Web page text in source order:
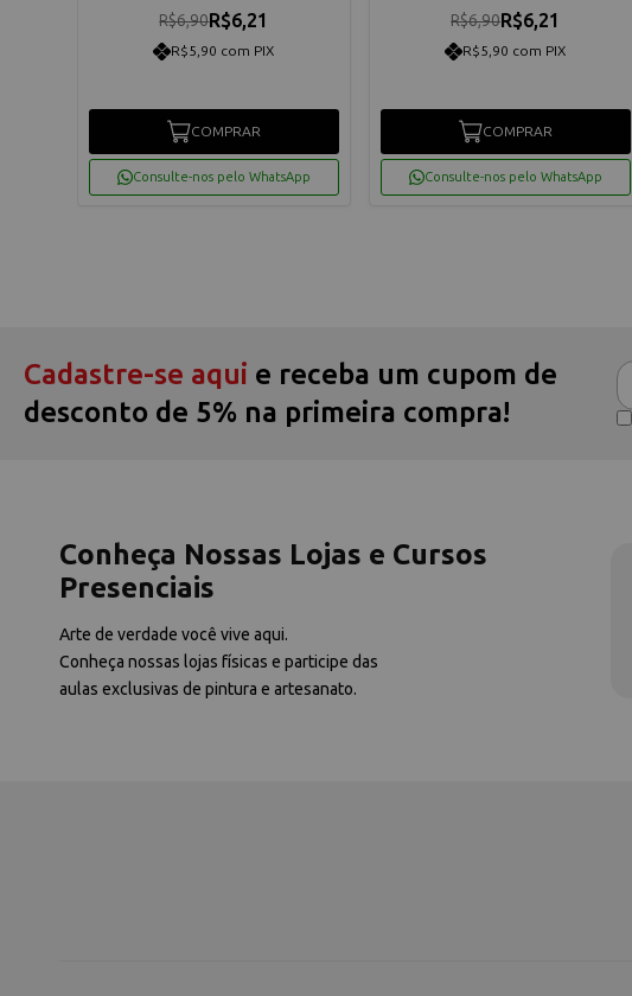
R$6,90R$6,21
R$5,90 com PIX
COMPRAR
Consulte-nos pelo WhatsApp
R$6,90R$6,21
R$5,90 com PIX
COMPRAR
Consulte-nos pelo WhatsApp
Cadastre-se aqui e receba um cupom de
desconto de 5% na primeira compra!
Conheça Nossas Lojas e Cursos
Presenciais
Arte de verdade você vive aqui.
Conheça nossas lojas físicas e participe das
aulas exclusivas de pintura e artesanato.